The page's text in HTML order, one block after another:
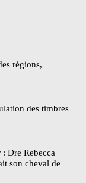
régions,
des timbres
Dre Rebecca
son cheval de